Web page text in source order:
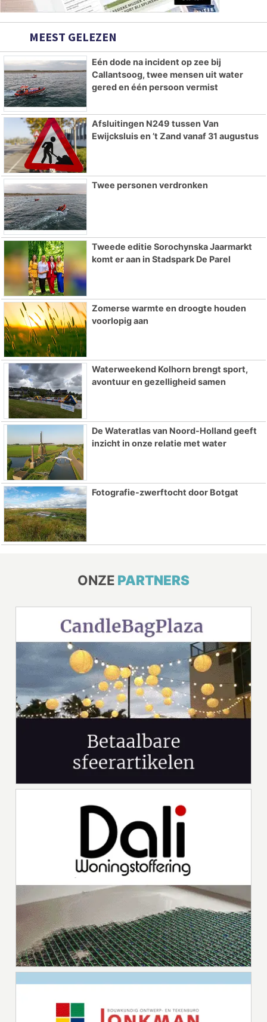
MEEST GELEZEN
Eén dode na incident op zee bij
Callantsoog, twee mensen uit water
gered en één persoon vermist
Afsluitingen N249 tussen Van
Ewijcksluis en ’t Zand vanaf 31 augustus
Twee personen verdronken
Tweede editie Sorochynska Jaarmarkt
komt er aan in Stadspark De Parel
Zomerse warmte en droogte houden
voorlopig aan
Waterweekend Kolhorn brengt sport,
avontuur en gezelligheid samen
De Wateratlas van Noord-Holland geeft
inzicht in onze relatie met water
Fotografie-zwerftocht door Botgat
ONZE PARTNERS